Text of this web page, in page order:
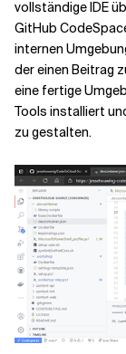
vollständige IDE
GitHub
internen
der einen Beitrag
eine fertige
Tools installiert
zu gestalten.